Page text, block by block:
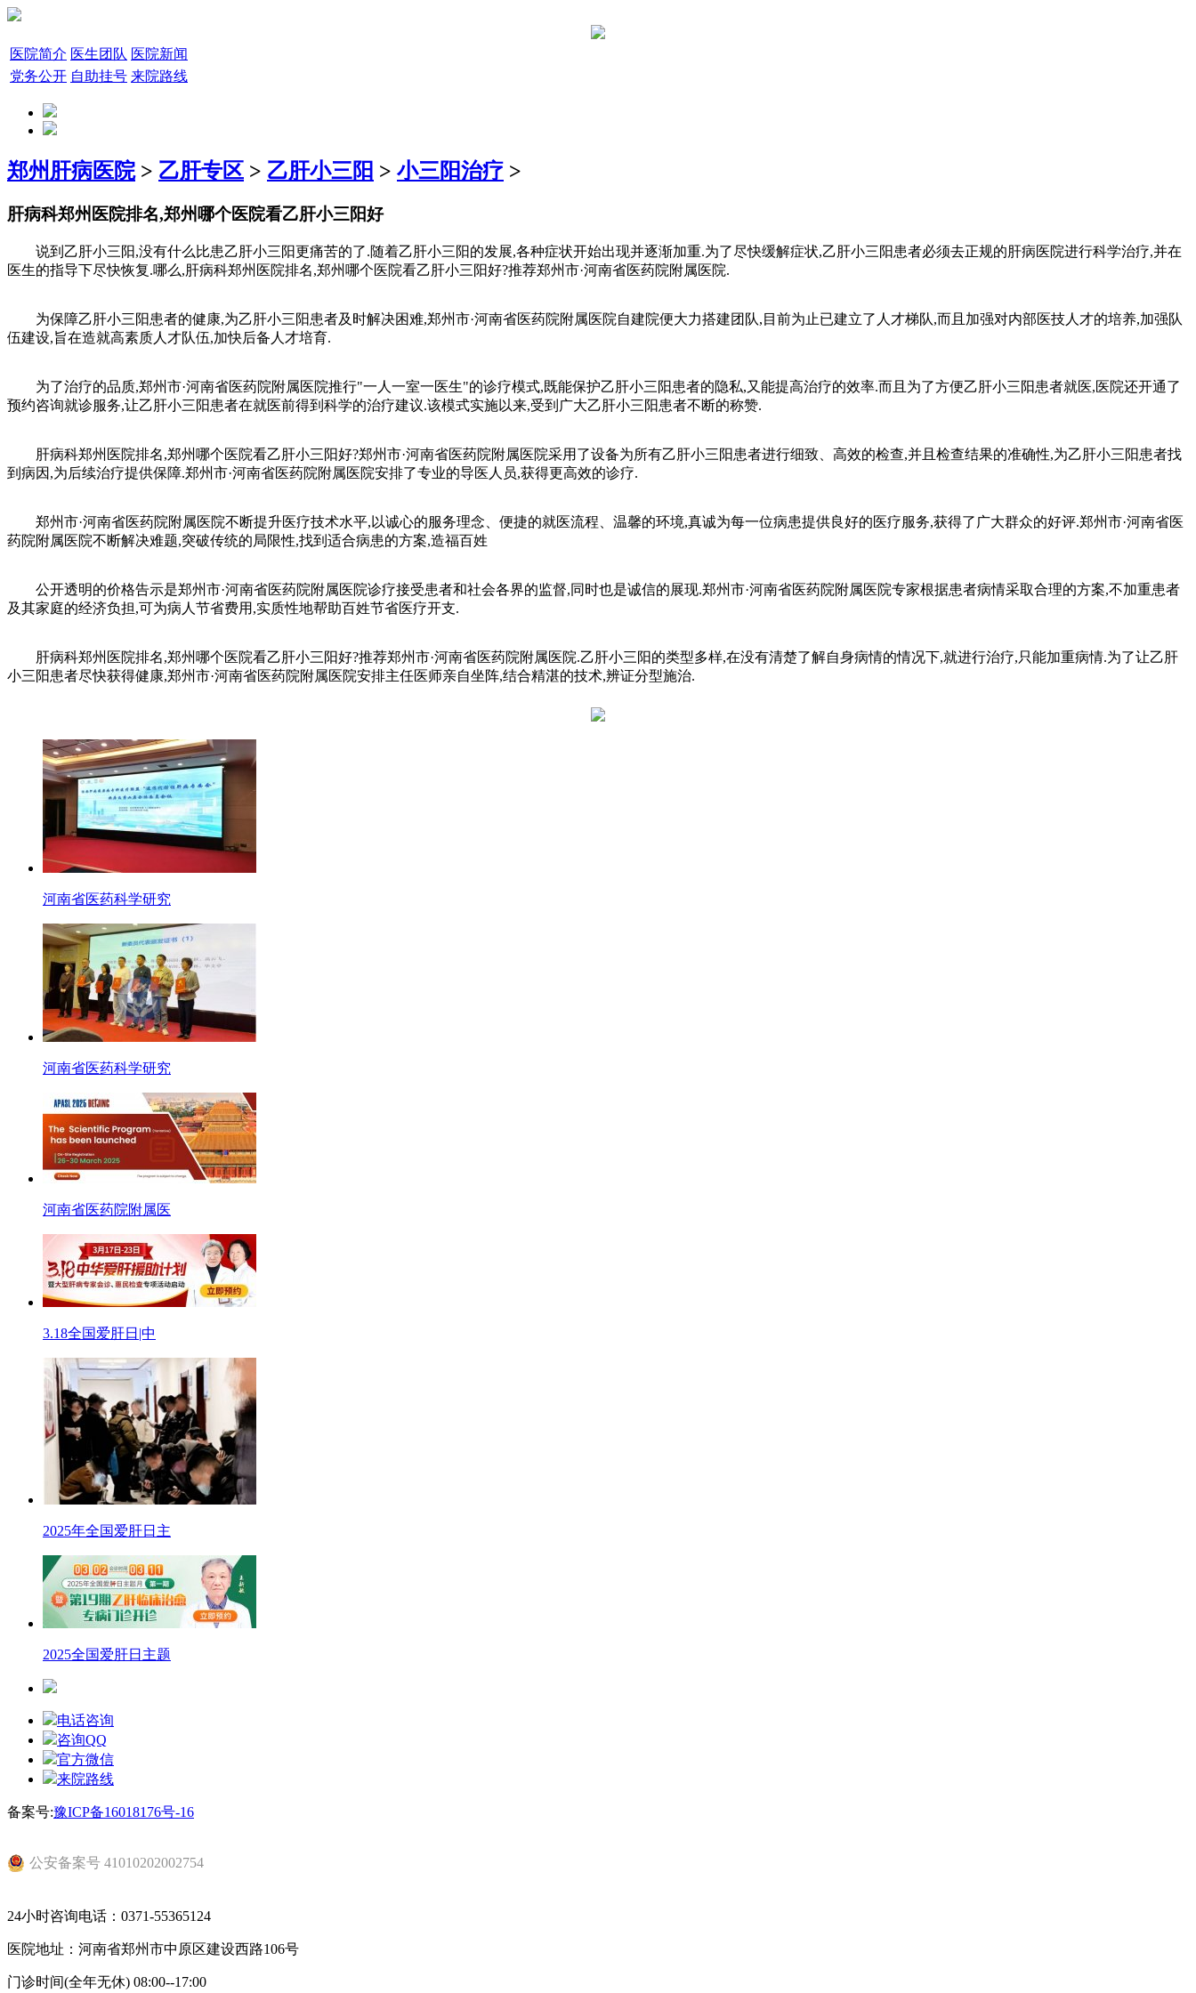
医院简介 医生团队 医院新闻
党务公开 自助挂号 来院路线
郑州肝病医院> 乙肝专区 > 乙肝小三阳 > 小三阳治疗 >
肝病科郑州医院排名,郑州哪个医院看乙肝小三阳好
说到乙肝小三阳,没有什么比患乙肝小三阳更痛苦的了.随着乙肝小三阳的发展,各种症状开始出现并逐渐加重.为了尽快缓解症状,乙肝小三阳患者必须去正规的肝病医院进行科学治疗,并在
医生的指导下尽快恢复.哪么,肝病科郑州医院排名,郑州哪个医院看乙肝小三阳好?推荐郑州市·河南省医药院附属医院.
为保障乙肝小三阳患者的健康,为乙肝小三阳患者及时解决困难,郑州市·河南省医药院附属医院自建院便大力搭建团队,目前为止已建立了人才梯队,而且加强对内部医技人才的培养,加强队
伍建设,旨在造就高素质人才队伍,加快后备人才培育.
为了治疗的品质,郑州市·河南省医药院附属医院推行"一人一室一医生"的诊疗模式,既能保护乙肝小三阳患者的隐私,又能提高治疗的效率.而且为了方便乙肝小三阳患者就医,医院还开通了
预约咨询就诊服务,让乙肝小三阳患者在就医前得到科学的治疗建议.该模式实施以来,受到广大乙肝小三阳患者不断的称赞.
肝病科郑州医院排名,郑州哪个医院看乙肝小三阳好?郑州市·河南省医药院附属医院采用了设备为所有乙肝小三阳患者进行细致、高效的检查,并且检查结果的准确性,为乙肝小三阳患者找
到病因,为后续治疗提供保障.郑州市·河南省医药院附属医院安排了专业的导医人员,获得更高效的诊疗.
郑州市·河南省医药院附属医院不断提升医疗技术水平,以诚心的服务理念、便捷的就医流程、温馨的环境,真诚为每一位病患提供良好的医疗服务,获得了广大群众的好评.郑州市·河南省医
药院附属医院不断解决难题,突破传统的局限性,找到适合病患的方案,造福百姓
公开透明的价格告示是郑州市·河南省医药院附属医院诊疗接受患者和社会各界的监督,同时也是诚信的展现.郑州市·河南省医药院附属医院专家根据患者病情采取合理的方案,不加重患者
及其家庭的经济负担,可为病人节省费用,实质性地帮助百姓节省医疗开支.
肝病科郑州医院排名,郑州哪个医院看乙肝小三阳好?推荐郑州市·河南省医药院附属医院.乙肝小三阳的类型多样,在没有清楚了解自身病情的情况下,就进行治疗,只能加重病情.为了让乙肝
小三阳患者尽快获得健康,郑州市·河南省医药院附属医院安排主任医师亲自坐阵,结合精湛的技术,辨证分型施治.
河南省医药科学研究
河南省医药科学研究
河南省医药院附属医
3.18全国爱肝日|中
2025年全国爱肝日主
2025全国爱肝日主题
电话咨询
咨询QQ
官方微信
来院路线
备案号:豫ICP备16018176号-16
公安备案号 41010202002754
24小时咨询电话：0371-55365124
医院地址：河南省郑州市中原区建设西路106号
门诊时间(全年无休) 08:00--17:00